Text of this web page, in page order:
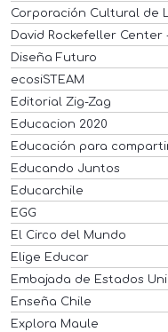
Corporación Cultural de
David Rockefeller
Diseña Futuro
ecosiSTEAM
Editorial Zig-Zag
Educacion 2020
Educación para
Educando Juntos
Educarchile
EGG
El Circo del Mundo
Elige Educar
Embajada de Estados
Enseña Chile
Explora Maule